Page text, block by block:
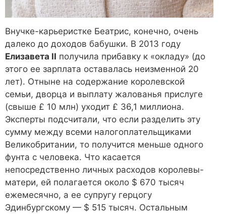
Внучке-карьеристке Беатрис, конечно, очень
далеко до доходов бабушки. В 2013 году
Елизавета II получила прибавку к «окладу» (до
этого ее зарплата оставалась неизменной 20
лет). Отныне на содержание королевской
семьи, дворца и выплату жалованья прислуге
(свыше £ 10 млн) уходит £ 36,1 миллиона.
Эксперты подсчитали, что если разделить эту
сумму между всеми налогоплательщиками
Великобритании, то получится меньше одного
фунта с человека. Что касается
непосредственно личных расходов королевы-
матери, ей полагается около $ 670 тысяч
ежемесячно, а ее супругу герцогу
Эдинбургскому — $ 515 тысяч. Остальным